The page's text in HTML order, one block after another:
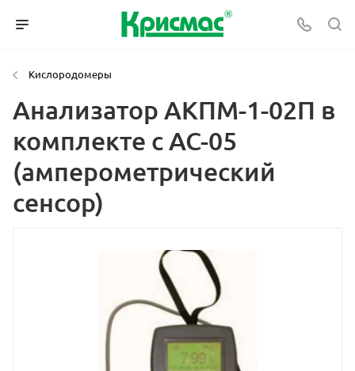
Кислородомеры
Анализатор АКПМ-1-02П в
комплекте с АС-05
(амперометрический
сенсор)